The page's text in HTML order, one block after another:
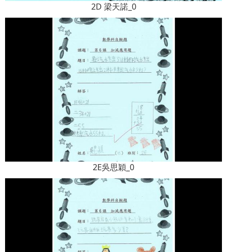
2D 梁天諾_0
2E吳思穎_0